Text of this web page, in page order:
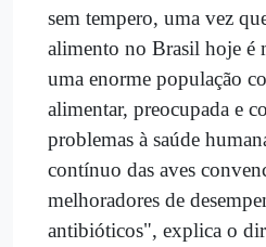
sem tempero, uma vez
alimento no Brasil hoje é
uma enorme população
alimentar, preocupada e
problemas à saúde
contínuo das aves
melhoradores de
antibióticos", explica o